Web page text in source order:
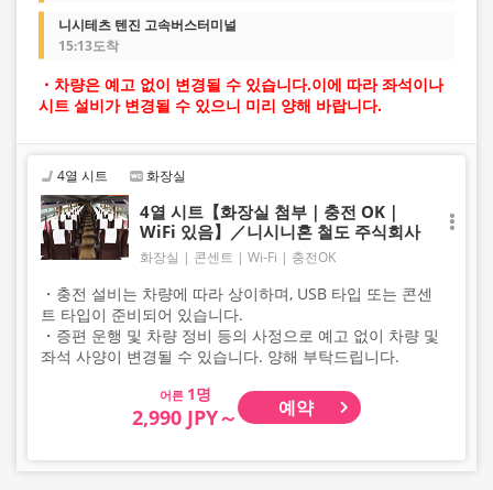
니시테츠 텐진 고속버스터미널
15:13도착
・차량은 예고 없이 변경될 수 있습니다.이에 따라 좌석이나
시트 설비가 변경될 수 있으니 미리 양해 바랍니다.
4열 시트 화장실
4열 시트【화장실 첨부｜충전 OK｜
WiFi 있음】／니시니혼 철도 주식회사
화장실 콘센트 Wi-Fi 충전OK
・충전 설비는 차량에 따라 상이하며, USB 타입 또는 콘센
트 타입이 준비되어 있습니다.
・증편 운행 및 차량 정비 등의 사정으로 예고 없이 차량 및
좌석 사양이 변경될 수 있습니다. 양해 부탁드립니다.
어른
2,990 JPY～ 예약